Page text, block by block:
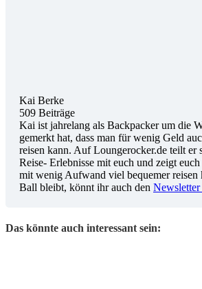
Kai Berke
509 Beiträge
Kai ist jahrelang als Backpacker um die
gemerkt hat, dass man für wenig Geld
reisen kann. Auf Loungerocker.de teilt er
Reise- Erlebnisse mit euch und zeigt
mit wenig Aufwand viel bequemer
Ball bleibt, könnt ihr auch den Newsletter
Das könnte auch interessant sein: